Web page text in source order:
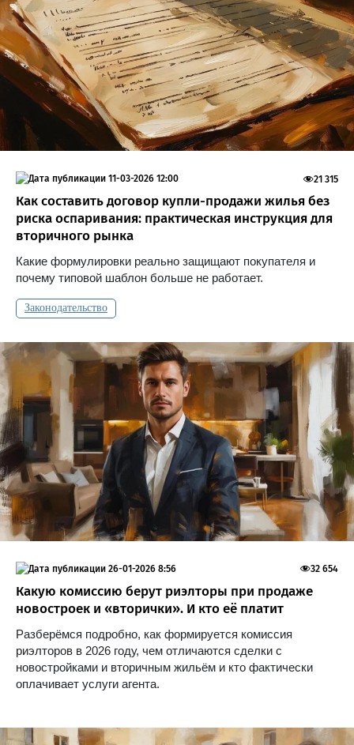
Как составить договор купли-продажи жилья без
риска оспаривания: практическая инструкция для
вторичного рынка
Какие формулировки реально защищают покупателя и
почему типовой шаблон больше не работает.
Законодательство
21 315
11-03-2026 12:00
Какую комиссию берут риэлторы при продаже
новостроек и «вторички». И кто её платит
Разберёмся подробно, как формируется комиссия
риэлторов в 2026 году, чем отличаются сделки с
новостройками и вторичным жильём и кто фактически
оплачивает услуги агента.
32 654
26-01-2026 8:56